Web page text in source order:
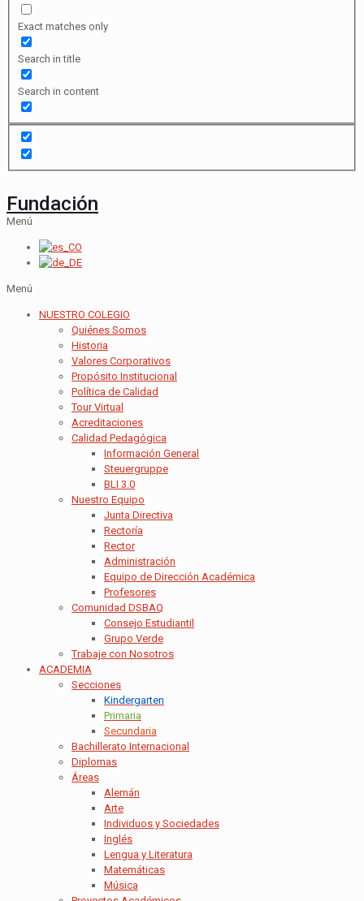
Exact matches only
Search in title
Search in content
Fundación
Menú
Menú
NUESTRO COLEGIO
Quiénes Somos
Historia
Valores Corporativos
Propósito Institucional
Política de Calidad
Tour Virtual
Acreditaciones
Calidad Pedagógica
Información General
Steuergruppe
BLI 3.0
Nuestro Equipo
Junta Directiva
Rectoría
Rector
Administración
Equipo de Dirección Académica
Profesores
Comunidad DSBAQ
Consejo Estudiantil
Grupo Verde
Trabaje con Nosotros
ACADEMIA
Secciones
Kindergarten
Primaria
Secundaria
Bachillerato Internacional
Diplomas
Áreas
Alemán
Arte
Individuos y Sociedades
Inglés
Lengua y Literatura
Matemáticas
Música